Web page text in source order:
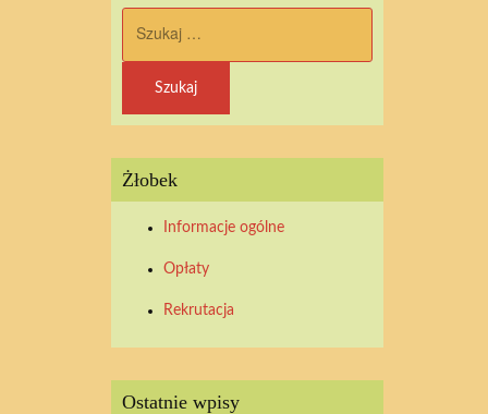
Żłobek
Informacje ogólne
Opłaty
Rekrutacja
Ostatnie wpisy